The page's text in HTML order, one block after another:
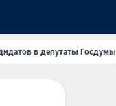
в депутаты Госдумы